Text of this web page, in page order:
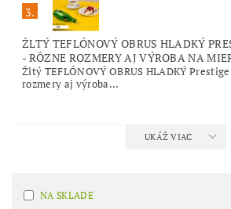
3.
ŽLTÝ TEFLÓNOVÝ OBRUS HLADKÝ
- RÔZNE ROZMERY AJ VÝROBA NA
Žltý TEFLÓNOVÝ OBRUS HLADKÝ
rozmery aj výroba...
UKÁŽ VIAC
NA SKLADE